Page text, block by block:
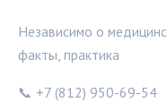
Независимо о
факты, практика
📞 +7 (812) 950-69-54